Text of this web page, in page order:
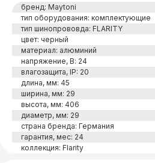
бренд: Maytoni
тип оборудования: комплектующие
тип шинопрововда: FLARITY
цвет: черный
материал: алюминий
напряжение, В: 24
влагозащита, IP: 20
длина, мм: 45
ширина, мм: 29
высота, мм: 406
диаметр, мм: 29
страна бренда: Германия
гарантия, мес: 24
коллекция: Flarity